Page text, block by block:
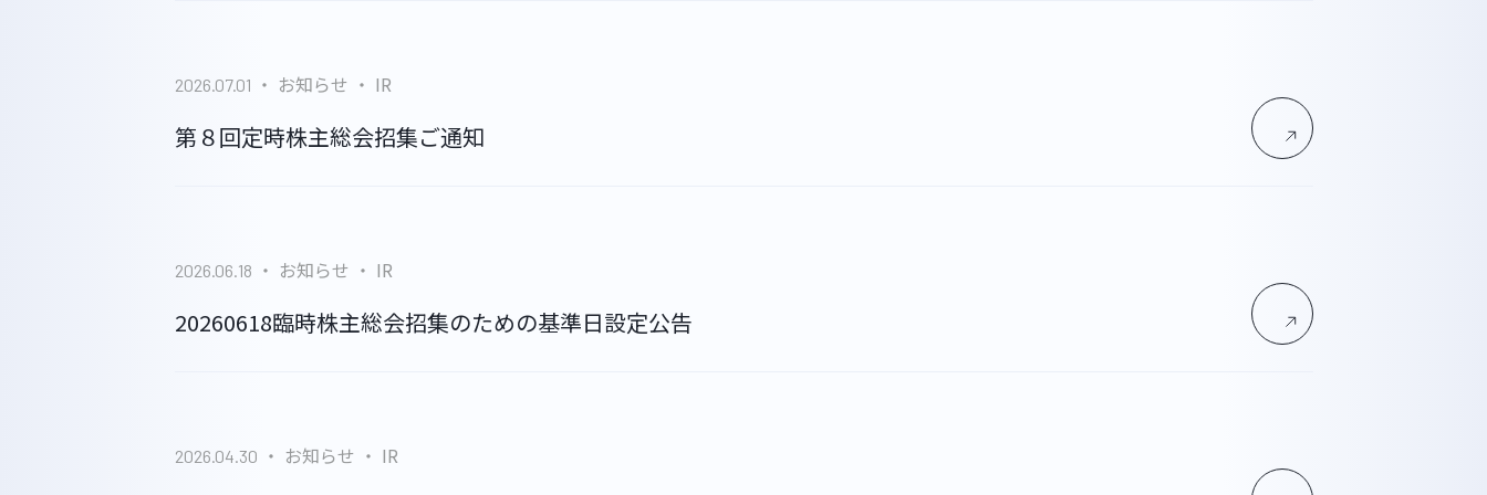
ABOUT
WORKS
IR
2026.07.01 お知らせ IR
第８回定時株主総会招集ご通知
2026.06.18 お知らせ IR
20260618臨時株主総会招集のための基準日設定公告
2026.04.30 お知らせ IR